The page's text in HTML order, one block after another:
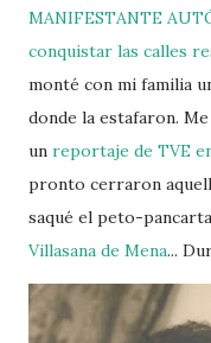
MANIFESTANTE
conquistar las calles
monté con mi familia
donde la estafaron.
un reportaje de TVE
pronto cerraron
saqué el peto-
Villasana de Mena...